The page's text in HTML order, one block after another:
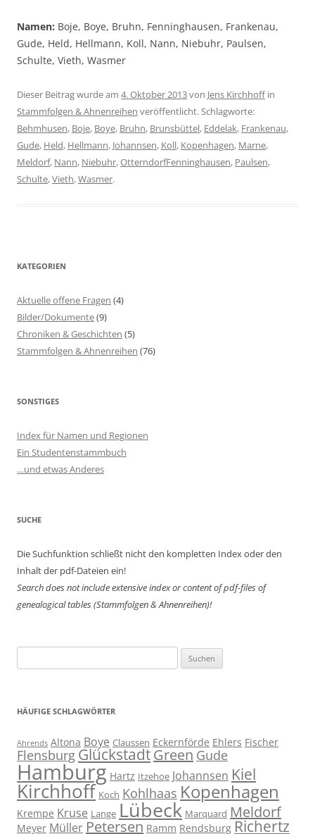
Namen: Boje, Boye, Bruhn, Fenninghausen, Frankenau,
Gude, Held, Hellmann, Koll, Nann, Niebuhr, Paulsen,
Schulte, Vieth, Wasmer
Dieser Beitrag wurde am 4. Oktober 2013von Jens Kirchhoffin
Stammfolgen & Ahnenreihen veröffentlicht. Schlagworte:
Behmhusen, Boje, Boye, Bruhn, Brunsbüttel, Eddelak, Frankenau,
Gude, Held, Hellmann, Johannsen, Koll, Kopenhagen, Marne,
Meldorf, Nann, Niebuhr,OtterndorfFenninghausen, Paulsen,
Schulte,Vieth,Wasmer.
KATEGORIEN
Aktuelle offene Fragen (4)
Bilder/Dokumente(9)
Chroniken & Geschichten (5)
Stammfolgen & Ahnenreihen (76)
SONSTIGES
Index für Namen und Regionen
Ein Studentenstammbuch
…und etwas Anderes
SUCHE
Die Suchfunktion schließt nicht den kompletten Index oder den
Inhalt der pdf-Dateien ein!
Search does not include extensive index or content ofpdf-files of
genealogical tables (Stammfolgen & Ahnenreihen)!
nach:
HÄUFIGE SCHLAGWÖRTER
Ahrends Altona Boye Claussen Eckernförde Ehlers Fischer
Flensburg GlückstadtGreen Gude
Hamburg Hartz Itzehoe Johannsen Kiel
Kirchhoff Koch Kohlhaas Kopenhagen
Krempe Kruse Lange Lübeck Marquard Meldorf
Meyer Müller Petersen Ramm Rendsburg Richertz